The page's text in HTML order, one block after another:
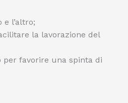
l’altro;
la lavorazione del
per favorire una spinta di